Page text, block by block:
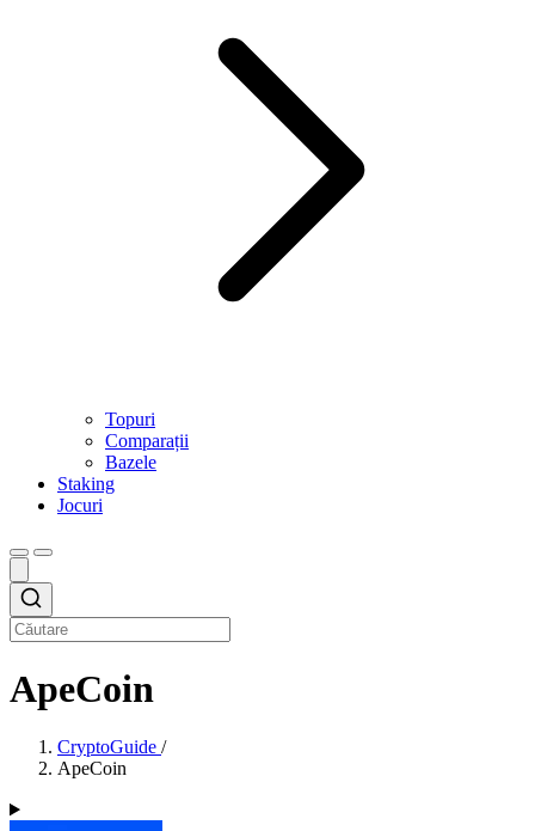
Topuri
Comparații
Bazele
Staking
Jocuri
ApeCoin
CryptoGuide /
ApeCoin